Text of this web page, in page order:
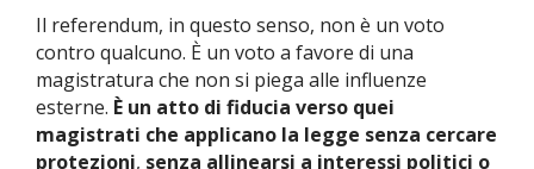
Il referendum, in questo senso, non è un voto
contro qualcuno. È un voto a favore di una
magistratura che non si piega alle influenze
esterne. È un atto di fiducia verso quei
magistrati che applicano la legge senza cercare
protezioni, senza allinearsi a interessi politici o